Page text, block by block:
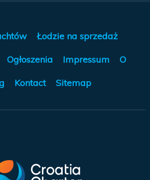
Łodzie na sprzedaż
Ogłoszenia Impressum O
Kontact Sitemap